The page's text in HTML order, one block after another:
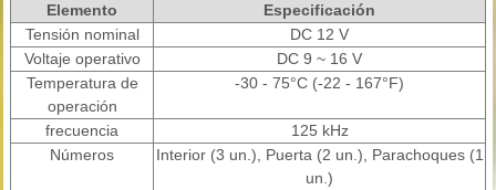
Elemento
Especificación
Tensión nominal
DC 12 V
Voltaje operativo
DC 9 ~ 16 V
Temperatura de
operación
-30 - 75°C (-22 - 167°F)
frecuencia
125 kHz
Números
Interior (3 un.), Puerta (2 un.), Parachoques (1
un.)